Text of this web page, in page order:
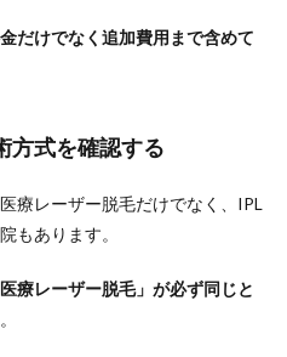
だけでなく追加費用まで含めて
方式を確認する
療レーザー脱毛だけでなく、IPL
もあります。
療レーザー脱毛」が必ず同じと
。